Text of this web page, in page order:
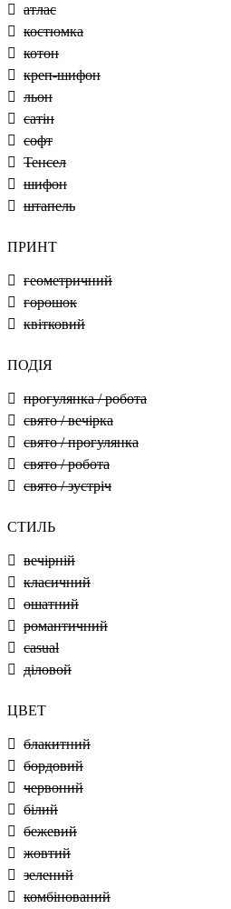
атлас
костюмка
котон
креп-шифон
льон
сатін
софт
Тенсел
шифон
штапель
ПРИНТ
геометричний
горошок
квітковий
ПОДІЯ
прогулянка / робота
свято / вечірка
свято / прогулянка
свято / робота
свято / зустріч
СТИЛЬ
вечірній
класичний
ошатний
романтичний
casual
діловой
ЦВЕТ
блакитний
бордовий
червоний
білий
бежевий
жовтий
зелений
комбінований